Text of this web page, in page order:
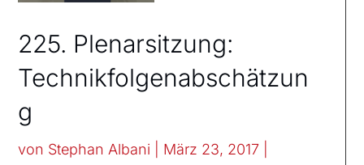
225. Plenarsitzung:
Technikfolgenabschätzun
g
von Stephan Albani März 23, 2017